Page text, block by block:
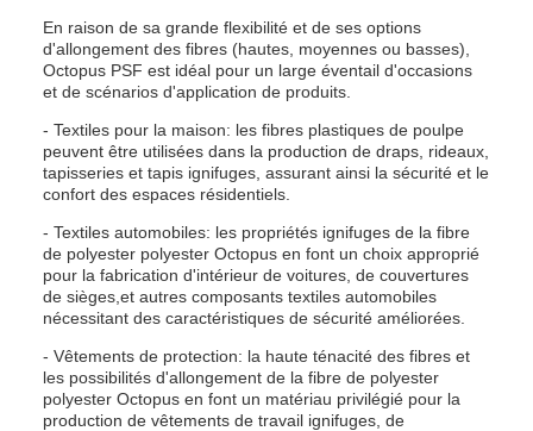
En raison de sa grande flexibilité et de ses options
d'allongement des fibres (hautes, moyennes ou basses),
Octopus PSF est idéal pour un large éventail d'occasions
et de scénarios d'application de produits.
- Textiles pour la maison: les fibres plastiques de poulpe
peuvent être utilisées dans la production de draps, rideaux,
tapisseries et tapis ignifuges, assurant ainsi la sécurité et le
confort des espaces résidentiels.
- Textiles automobiles: les propriétés ignifuges de la fibre
de polyester polyester Octopus en font un choix approprié
pour la fabrication d'intérieur de voitures, de couvertures
de sièges,et autres composants textiles automobiles
nécessitant des caractéristiques de sécurité améliorées.
- Vêtements de protection: la haute ténacité des fibres et
les possibilités d'allongement de la fibre de polyester
polyester Octopus en font un matériau privilégié pour la
production de vêtements de travail ignifuges, de